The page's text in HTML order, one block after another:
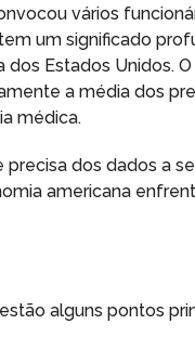
vários
um significado
Estados Unidos. O
a média dos
médica.
dos dados a
americana
alguns pontos